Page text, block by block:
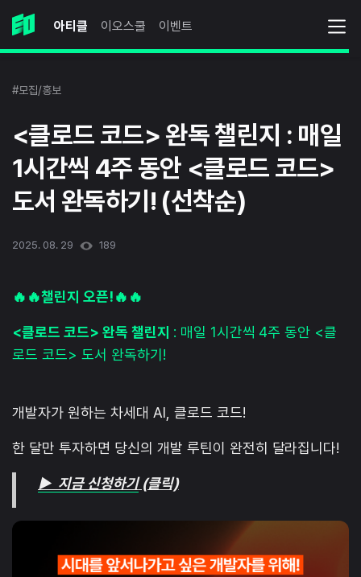
아티클 이오스쿨 이벤트
#모집/홍보
<클로드 코드> 완독 챌린지 : 매일
1시간씩 4주 동안 <클로드 코드>
도서 완독하기! (선착순)
2025. 08. 29 189
🔥🔥챌린지 오픈!🔥🔥
<클로드 코드> 완독 챌린지 : 매일 1시간씩 4주 동안 <클
로드 코드> 도서 완독하기!
개발자가 원하는 차세대 AI, 클로드 코드!
한 달만 투자하면 당신의 개발 루틴이 완전히 달라집니다!
▶ 지금 신청하기(클릭)